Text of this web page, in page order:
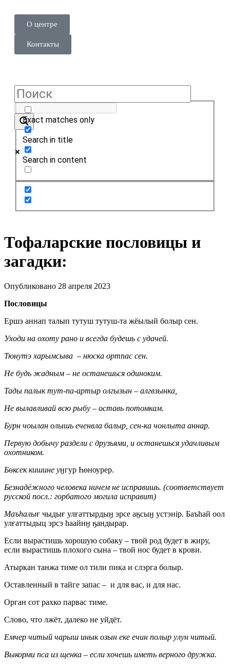
О центре
Контакты
Exact matches only
Search in title
Search in content
Тофаларские пословицы и
загадки:
Опубликовано 28 апреля 2023
Пословицы
Ершэ аннап талып тутуш тутуш-та жёылый болыр сен.
Уходи на охоту рано и всегда будешь с удачей.
Тюнутэ харымсыва – нюска ортпас сен.
Не будь жадным – не останешься одиноким.
Тады палык тут-па-артыр олгызын – алгвзынка,
Не вылавливай всю рыбу – оставь потомкам.
Бурн чоылан олышь еченвла балыр, сен-ка чонлыта аннар.
Первую добычу раздели с друзьями, и останешься удачливым
охотником.
Бөксек кишине уӈгур Һөноурер.
Безнадёжного человека ничем не исправишь. (соответствует
русской посл.: горбатого могила исправит)
Маъhaлығ чыдығ улғаттырдыӈ эрсе аӄсыӈ устэнiр. Баъhай оол
улғаттыдыц эрсэ haaйнӈ ӄандырар.
Если вырастишь хорошую собаку – твой род будет в жиру,
если вырастишь плохого сына – твой нос будет в крови.
Атыркан танжа тиме ол тили пика и слэрга болыр.
Оставленный в тайге запас – и для вас, и для нас.
Орган сот рахко парвас тиме.
Слово, что лжёт, далеко не уйдёт.
Емчер читый чарыш инык озын еке ечин полыр улун читый.
Выкорми пса из щенка – если хочешь иметь верного дружка.